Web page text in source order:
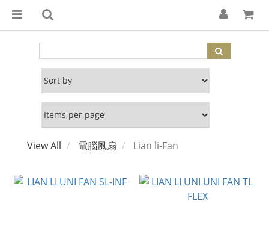
View All 電腦風扇 Lian li-Fan